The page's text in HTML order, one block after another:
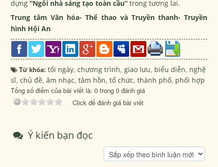
dựng“Ngôi nhà sáng tạo toàn cầu” trong tương lai.
Trung tâm Văn hóa- Thể thao và Truyền thanh- Truyền
hình Hội An
Từ khóa:tối ngày,chương trình, giao lưu, biểu diễn, nghệ
sĩ,chủ đề,âm nhạc,tâm hồn,tổ chức,thành phố, phối hợp
Tổng số điểm của bài viết là: 0 trong 0 đánh giá
Click để đánh giá bài viết
Ý kiến bạn đọc